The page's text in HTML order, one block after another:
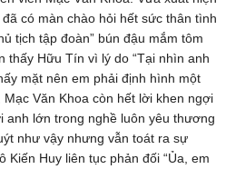
có màn chào hỏi hết sức thân tình
tịch tập đoàn” bún đậu mắm tôm
thấy Hữu Tín vì lý do “Tại nhìn anh
mặt nên em phải định hình một
Văn Khoa còn hết lời khen ngợi
anh lớn trong nghề luôn yêu thương
như vậy nhưng vẫn toát ra sự
Kiến Huy liên tục phản đối “Ủa, em